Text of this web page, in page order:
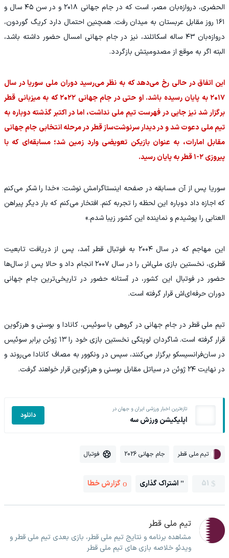
الحضری، دروازه‌بان مصر، است که در جام جهانی ۲۰۱۸ و در سن ۴۵ سال و
۱۶۱ روز مقابل عربستان به میدان رفت. همچنین احتمال دارد کریگ گوردون،
دروازه‌بان ۴۳ ساله اسکاتلند، نیز در جام جهانی امسال حضور داشته باشد،
البته اگر به موقع از مصدومیتش بازگردد.
این اتفاق در حالی رخ می‌دهد که به نظر می‌رسید دوران ملی سوریا در سال
۲۰۱۷ به پایان رسیده باشد. او حتی در جام جهانی ۲۰۲۲ که به میزبانی قطر
برگزار شد نیز جایی در فهرست تیم ملی نداشت، اما در اکتبر گذشته دوباره به
تیم ملی دعوت شد و در دیدار سرنوشت‌ساز قطر در مرحله انتخابی جام جهانی
مقابل امارات، به عنوان بازیکن تعویضی وارد زمین شد؛ مسابقه‌ای که با
پیروزی ۲-۱ قطر به پایان رسید.
سوریا پس از آن مسابقه در صفحه اینستاگرامش نوشت: «خدا را شکر می‌کنم
که اجازه داد دوباره این لحظه را تجربه کنم. افتخار می‌کنم که بار دیگر پیراهن
العنابی را پوشیدم و نماینده این کشور زیبا شدم.»
این مهاجم که در سال ۲۰۰۴ به فوتبال قطر آمد، پس از دریافت تابعیت
قطری، نخستین بازی ملی‌اش را در سال ۲۰۰۷ انجام داد و حالا پس از سال‌ها
حضور در فوتبال این کشور، در آستانه حضور در تاریخی‌ترین جام جهانی
دوران حرفه‌ای‌اش قرار گرفته است.
تیم ملی قطر در جام جهانی در گروهی با سوئیس، کانادا و بوسنی و هرزگوین
قرار گرفته است. شاگردان لوپتگی نخستین بازی خود را ۱۳ ژوئن برابر سوئیس
در سان‌فرانسیسکو برگزار می‌کنند، سپس در ونکوور به مصاف کانادا می‌روند و
در نهایت ۲۴ ژوئن در سیاتل مقابل بوسنی و هرزگوین قرار خواهند گرفت.
تازه‌ترین اخبار ورزشی ایران و جهان در
اپلیکیشن ورزش سه دانلود
تیم ملی قطر جام جهانی 2026 فوتبال
51 اشتراک گذاری گزارش خطا
تیم ملی قطر
مشاهده برنامه و نتایج تیم ملی قطر، بازی بعدی تیم ملی قطر و
ویدئو خلاصه بازی های تیم ملی قطر